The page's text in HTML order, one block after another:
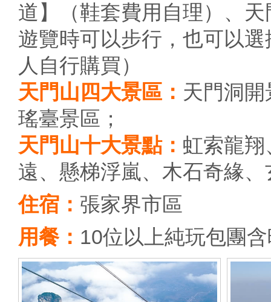
道】（鞋套費用自理）、
遊覽時可以步行，也可以
人自行購買）
天門山四大景區： 天門洞
瑤臺景區；
天門山十大景點： 虹索龍
遠、懸梯浮嵐、木石奇緣
住宿： 張家界市區
用餐： 10位以上純玩包團